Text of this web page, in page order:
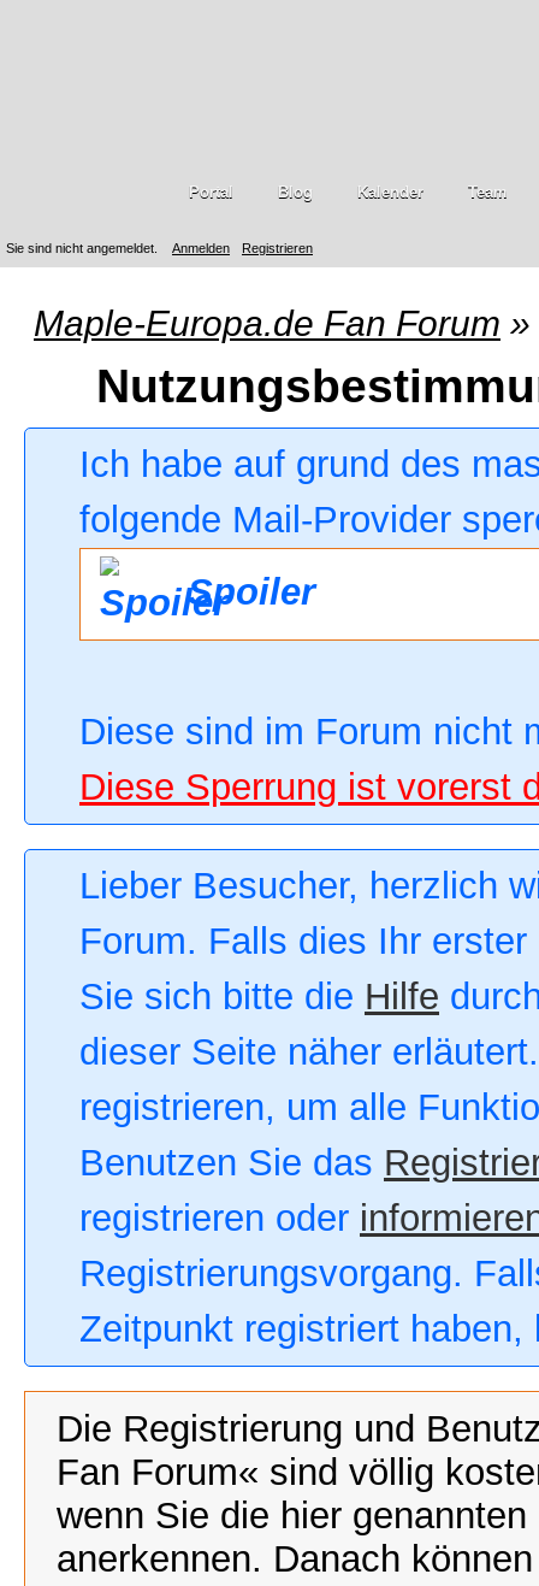
Sie sind nicht angemeldet. Anmelden Registrieren
Portal Blog Kalender Team
Maple-Europa.de Fan Forum »
Ich habe auf grund des
folgende Mail-Provider
Spoiler
Diese sind im Forum nicht
Diese Sperrung ist vorerst
Lieber Besucher, herzlich
Forum. Falls dies Ihr
Sie sich bitte die Hilfe
dieser Seite näher
registrieren, um alle
Benutzen Sie das
registrieren oder
Registrierungsvorgang.
Zeitpunkt registriert
Die Registrierung und
Fan Forum« sind völlig
wenn Sie die hier
anerkennen. Danach